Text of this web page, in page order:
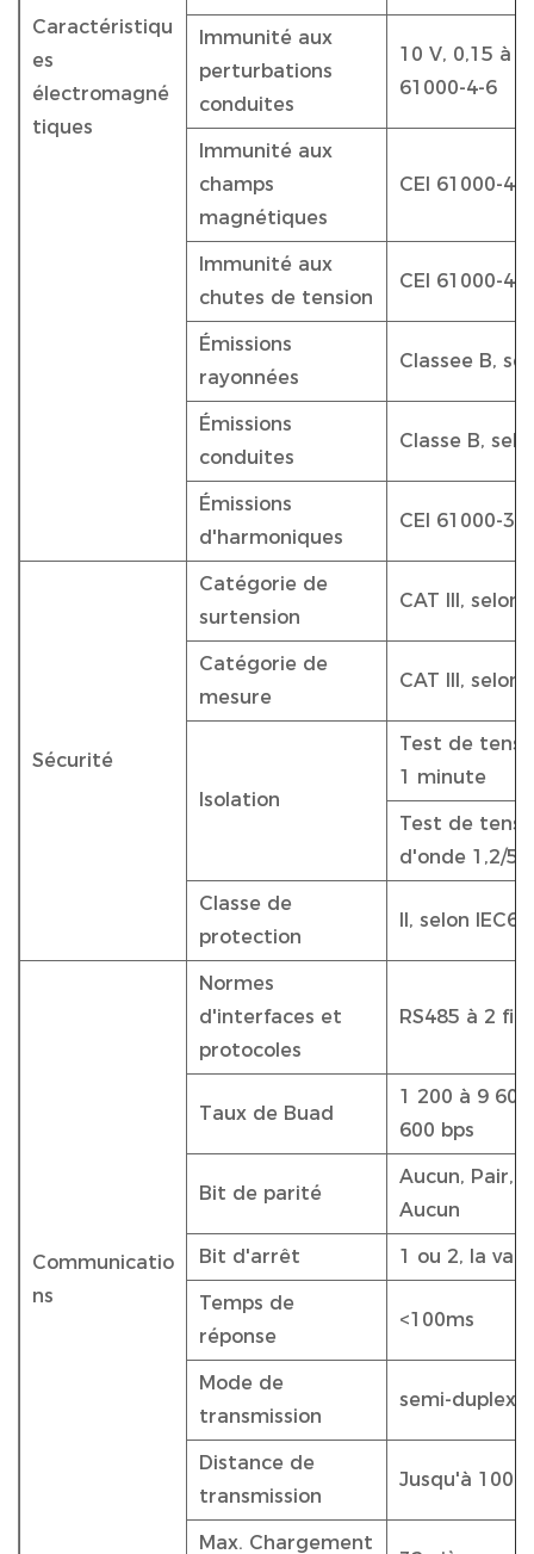
Caractéristiqu
es
électromagné
tiques
Immunité aux
perturbations
conduites
10 V, 0,15 à
61000-4-6
Immunité aux
champs
magnétiques
CEI 61000-4-8
Immunité aux
chutes de tension
CEI 61000-4-
Émissions
rayonnées
Classee B,
Émissions
conduites
Classe B,
Émissions
d'harmoniques
CEI 61000-3-2
Sécurité
Catégorie de
surtension
CAT III, selon
Catégorie de
mesure
CAT III, selon
Isolation
Test de
1 minute
Test de
d'onde 1,2/50
Classe de
protection
II, selon
Communicatio
ns
Normes
d'interfaces et
protocoles
RS485 à 2
Taux de Buad
1 200 à 9
600 bps
Bit de parité
Aucun, Pair,
Aucun
Bit d'arrêt 1 ou 2, la
Temps de
réponse
<100ms
Mode de
transmission
semi-duplex
Distance de
transmission
Jusqu'à
Max. Chargement